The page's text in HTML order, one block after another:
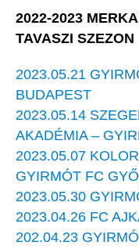
2022-2023
TAVASZI SZEZON
2023.05.21
BUDAPEST
2023.05.14
AKADÉMIA –
2023.05.07
GYIRMÓT FC
2023.05.30
2023.04.26 FC
202.04.23